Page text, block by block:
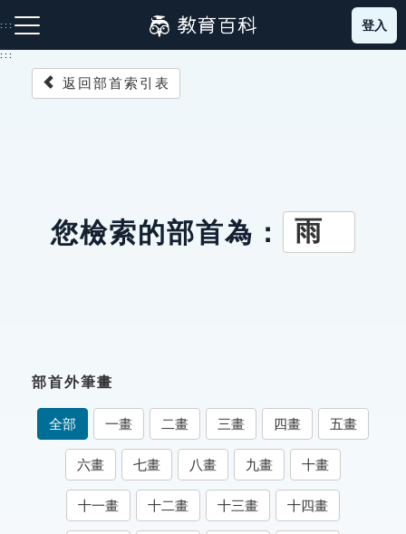
到
主
:::
成語故事
索引選單
知識索引
單字索引
生命大百科索引
登入
:::
返回部首索引表
您檢索的部首為： 雨
部首外筆畫
全部 一畫 二畫 三畫 四畫 五畫
六畫 七畫 八畫 九畫 十畫
十一畫 十二畫 十三畫 十四畫